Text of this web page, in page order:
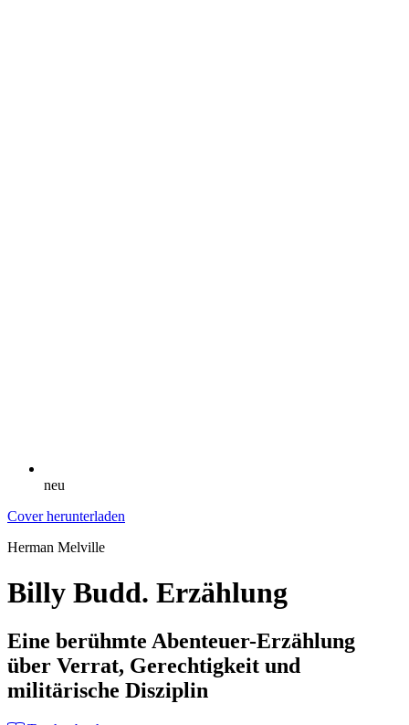
neu
Cover herunterladen
Herman Melville
Billy Budd. Erzählung
Eine berühmte Abenteuer-Erzählung
über Verrat, Gerechtigkeit und
militärische Disziplin